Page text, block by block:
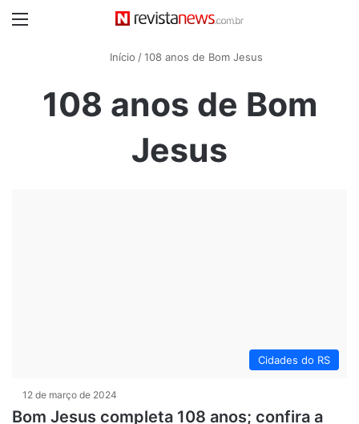
Início /108 anos de Bom Jesus
108 anos de Bom
Jesus
Cidades do RS
12 de março de 2024
Bom Jesus completa 108 anos; confira a